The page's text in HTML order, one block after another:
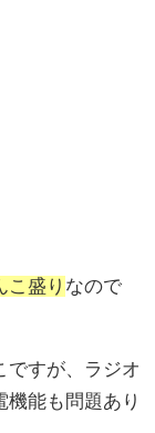
こ盛り なので
ですが、ラジオ
機能も問題あり